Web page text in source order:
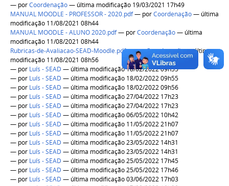
— porCoordenação— última modificação 19/03/2021 17h49
MANUAL MOODLE - PROFESSOR - 2020.pdf— porCoordenação— última
modificação 11/08/2021 08h44
MANUAL MOODLE - ALUNO 2020.pdf— porCoordenação— última
modificação 11/08/2021 08h44
Rubricas-de-Avaliacao-SEAD-Moodle.pdf—porCoordenação— última
modificação 11/08/2021 08h56
— por Luís - SEAD — última modificação 18/02/2022 09h55
— por Luís - SEAD — última modificação 18/02/2022 09h55
— por Luís - SEAD — última modificação 18/02/2022 09h56
— por Luís - SEAD — última modificação 27/04/2022 17h23
— por Luís - SEAD — última modificação 27/04/2022 17h23
— por Luís - SEAD — última modificação 06/05/2022 10h42
— por Luís - SEAD — última modificação 11/05/2022 21h07
— por Luís - SEAD — última modificação 11/05/2022 21h07
— por Luís - SEAD — última modificação 23/05/2022 14h31
— por Luís - SEAD — última modificação 23/05/2022 14h31
— por Luís - SEAD — última modificação 25/05/2022 17h45
— por Luís - SEAD — última modificação 25/05/2022 17h46
— por Luís - SEAD — última modificação 03/06/2022 17h03